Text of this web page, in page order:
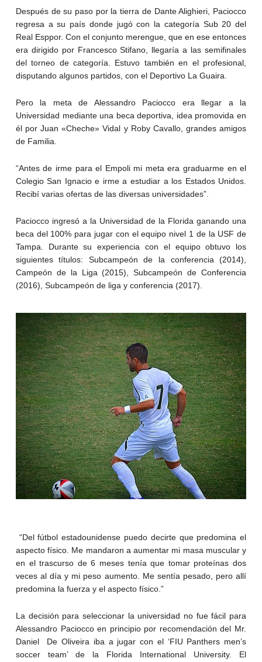
Después de su paso por la tierra de Dante Alighieri, Paciocco
regresa a su país donde jugó con la categoría Sub 20 del
Real Esppor. Con el conjunto merengue, que en ese entonces
era dirigido por Francesco Stifano, llegaría a las semifinales
del torneo de categoría. Estuvo también en el profesional,
disputando algunos partidos, con el Deportivo La Guaira.
Pero la meta de Alessandro Paciocco era llegar a la
Universidad mediante una beca deportiva, idea promovida en
él por Juan «Cheche» Vidal y Roby Cavallo, grandes amigos
de Familia.
“Antes de irme para el Empoli mi meta era graduarme en el
Colegio San Ignacio e irme a estudiar a los Estados Unidos.
Recibí varias ofertas de las diversas universidades”.
Paciocco ingresó a la Universidad de la Florida ganando una
beca del 100% para jugar con el equipo nivel 1 de la USF de
Tampa. Durante su experiencia con el equipo obtuvo los
siguientes títulos: Subcampeón de la conferencia (2014),
Campeón de la Liga (2015), Subcampeón de Conferencia
(2016), Subcampeón de liga y conferencia (2017).
“Del fútbol estadounidense puedo decirte que predomina el
aspecto físico. Me mandaron a aumentar mi masa muscular y
en el trascurso de 6 meses tenía que tomar proteínas dos
veces al día y mi peso aumento. Me sentía pesado, pero allí
predomina la fuerza y el aspecto físico.”
La decisión para seleccionar la universidad no fue fácil para
Alessandro Paciocco en principio por recomendación del Mr.
Daniel De Oliveira iba a jugar con el ‘FIU Panthers men’s
soccer team’ de la Florida International University. El